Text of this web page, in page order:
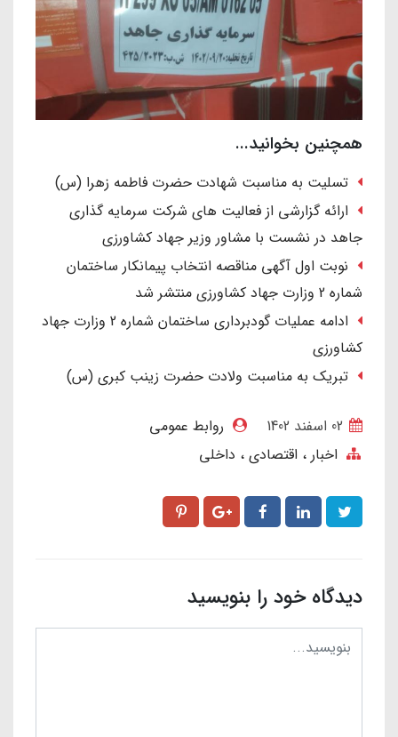
همچنین بخوانید...
تسلیت به مناسبت شهادت حضرت فاطمه زهرا (س)
ارائه گزارشی از فعالیت های شرکت سرمایه گذاری
جاهد در نشست با مشاور وزیر جهاد کشاورزی
نوبت اول آگهی مناقصه انتخاب پیمانکار ساختمان
شماره 2 وزارت جهاد کشاورزی منتشر شد
ادامه عملیات گودبرداری ساختمان شماره 2 وزارت جهاد
کشاورزی
تبریک به مناسبت ولادت حضرت زینب کبری (س)
روابط عمومی
اخبار
اقتصادی داخلی
دیدگاه خود را بنویسید